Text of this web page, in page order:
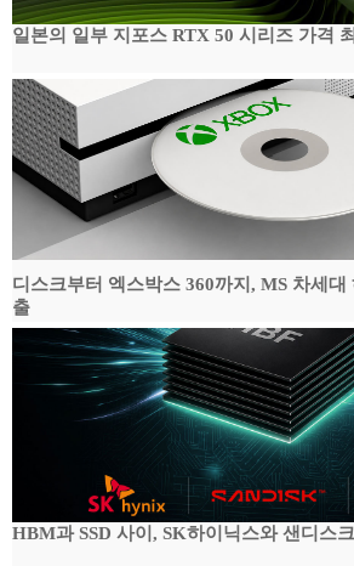
일본의 일부 지포스 RTX 50 시리즈 가격
디스크부터 엑스박스 360까지, MS 차세
출
HBM과 SSD 사이, SK하이닉스와 샌디스